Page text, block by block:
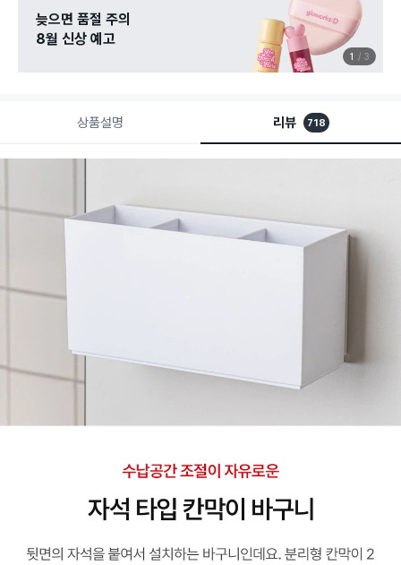
늦으면 품절 주의
8월 신상 예고
1 3
상품설명 리뷰 718